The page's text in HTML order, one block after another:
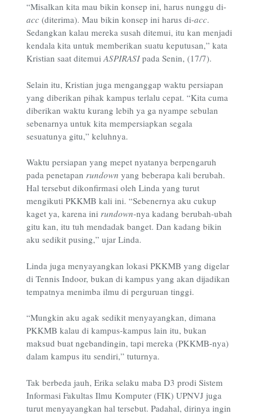
“Misalkan kita mau bikin konsep ini, harus nunggu di-
acc (diterima). Mau bikin konsep ini harus di-acc.
Sedangkan kalau mereka susah ditemui, itu kan menjadi
kendala kita untuk memberikan suatu keputusan,” kata
Kristian saat ditemuiASPIRASI pada Senin, (17/7).
Selain itu, Kristian juga menganggap waktu persiapan
yang diberikan pihak kampus terlalu cepat. “Kita cuma
diberikan waktu kurang lebih ya ga nyampe sebulan
sebenarnya untuk kita mempersiapkan segala
sesuatunya gitu,” keluhnya.
Waktu persiapan yang mepet nyatanya berpengaruh
pada penetapan rundown yang beberapa kali berubah.
Hal tersebut dikonfirmasi oleh Linda yang turut
mengikuti PKKMB kali ini. “Sebenernya aku cukup
kaget ya, karena ini rundown-nya kadang berubah-ubah
gitu kan, itu tuh mendadak banget. Dan kadang bikin
aku sedikit pusing,” ujar Linda.
Linda juga menyayangkan lokasi PKKMB yang digelar
di Tennis Indoor, bukan di kampus yang akan dijadikan
tempatnya menimba ilmu di perguruan tinggi.
“Mungkin aku agak sedikit menyayangkan, dimana
PKKMB kalau di kampus-kampus lain itu, bukan
maksud buat ngebandingin, tapi mereka (PKKMB-nya)
dalam kampus itu sendiri,” tuturnya.
Tak berbeda jauh, Erika selaku maba D3 prodi Sistem
Informasi Fakultas Ilmu Komputer (FIK) UPNVJ juga
turut menyayangkan hal tersebut. Padahal, dirinya ingin